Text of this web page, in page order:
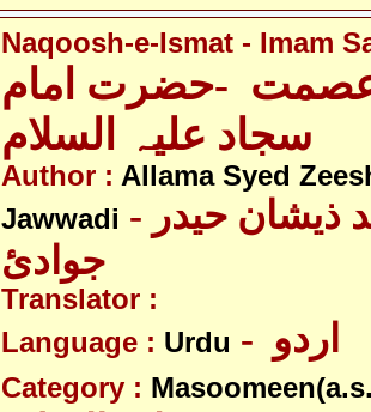
Naqoosh-e-Ismat - Imam
-حضرت امام
سجاد علیہ السلام
Author : Allama Syed
Jawwadi - علامہ سیّد ذیشان حیدر
جوادئ
Translator :
Language : Urdu
Category :